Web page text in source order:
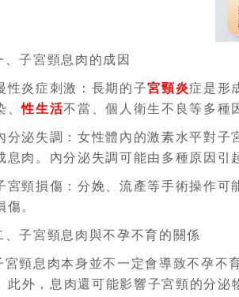
、子宮頸息肉的成因
性炎症刺激：長期的子宮頸炎症是形
、性生活不當、個人衛生不良等多種
分泌失調：女性體內的激素水平對
息肉。內分泌失調可能由多種原因引
宮頸損傷：分娩、流產等手術操作可
傷。
、子宮頸息肉與不孕不育的關係
宮頸息肉本身並不一定會導致不孕不
此外，息肉還可能影響子宮頸的分